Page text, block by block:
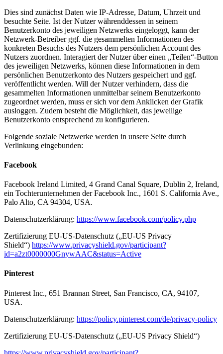
Dies sind zunächst Daten wie IP-Adresse, Datum, Uhrzeit und
besuchte Seite. Ist der Nutzer währenddessen in seinem
Benutzerkonto des jeweiligen Netzwerks eingeloggt, kann der
Netzwerk-Betreiber ggf. die gesammelten Informationen des
konkreten Besuchs des Nutzers dem persönlichen Account des
Nutzers zuordnen. Interagiert der Nutzer über einen „Teilen“-Button
des jeweiligen Netzwerks, können diese Informationen in dem
persönlichen Benutzerkonto des Nutzers gespeichert und ggf.
veröffentlicht werden. Will der Nutzer verhindern, dass die
gesammelten Informationen unmittelbar seinem Benutzerkonto
zugeordnet werden, muss er sich vor dem Anklicken der Grafik
ausloggen. Zudem besteht die Möglichkeit, das jeweilige
Benutzerkonto entsprechend zu konfigurieren.
Folgende soziale Netzwerke werden in unsere Seite durch
Verlinkung eingebunden:
Facebook
Facebook Ireland Limited, 4 Grand Canal Square, Dublin 2, Ireland,
ein Tochterunternehmen der Facebook Inc., 1601 S. California Ave.,
Palo Alto, CA 94304, USA.
Datenschutzerklärung: https://www.facebook.com/policy.php
Zertifizierung EU-US-Datenschutz („EU-US Privacy
Shield“) https://www.privacyshield.gov/participant?
id=a2zt0000000GnywAAC&status=Active
Pinterest
Pinterest Inc., 651 Brannan Street, San Francisco, CA, 94107,
USA.
Datenschutzerklärung: https://policy.pinterest.com/de/privacy-policy
Zertifizierung EU-US-Datenschutz („EU-US Privacy Shield“)